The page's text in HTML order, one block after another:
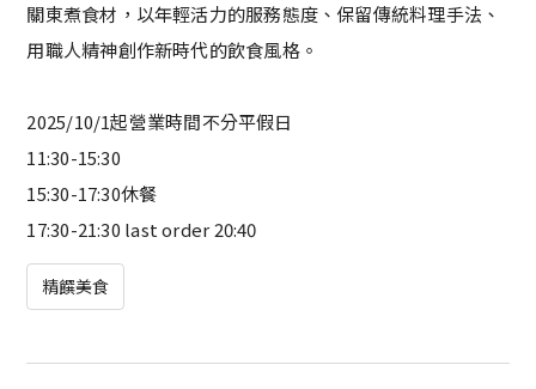
關東煮食材，以年輕活力的服務態度、保留傳統料理手法、
用職人精神創作新時代的飲食風格。
2025/10/1起營業時間不分平假日
11:30-15:30
15:30-17:30休餐
17:30-21:30 last order 20:40
精饌美食